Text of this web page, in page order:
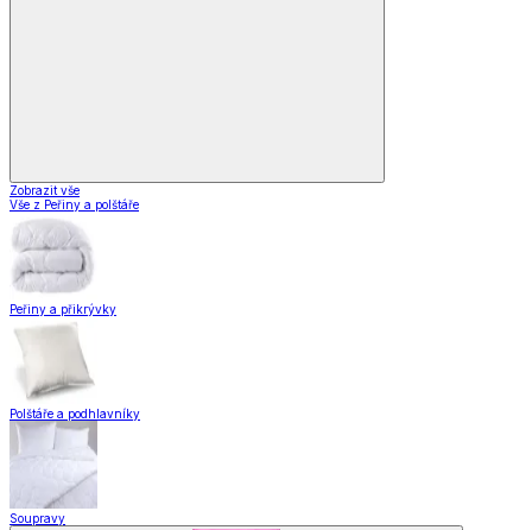
Zobrazit vše
Vše z Peřiny a polštáře
Peřiny a přikrývky
Polštáře a podhlavníky
Soupravy